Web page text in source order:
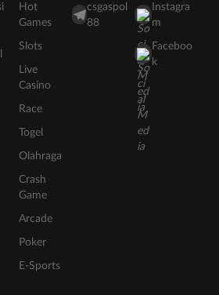
Hot
Games
Slots
Live
Casino
Race
Togel
Olahraga
Crash
Game
Arcade
Poker
E-Sports
csgaspol
88
Instagra
m
Faceboo
k